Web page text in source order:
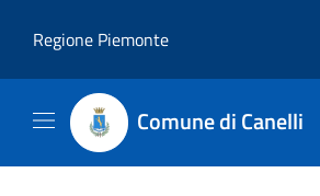
Regione Piemonte
Comune di Canelli